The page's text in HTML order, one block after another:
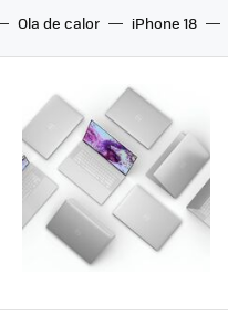
Ola de calor iPhone 18